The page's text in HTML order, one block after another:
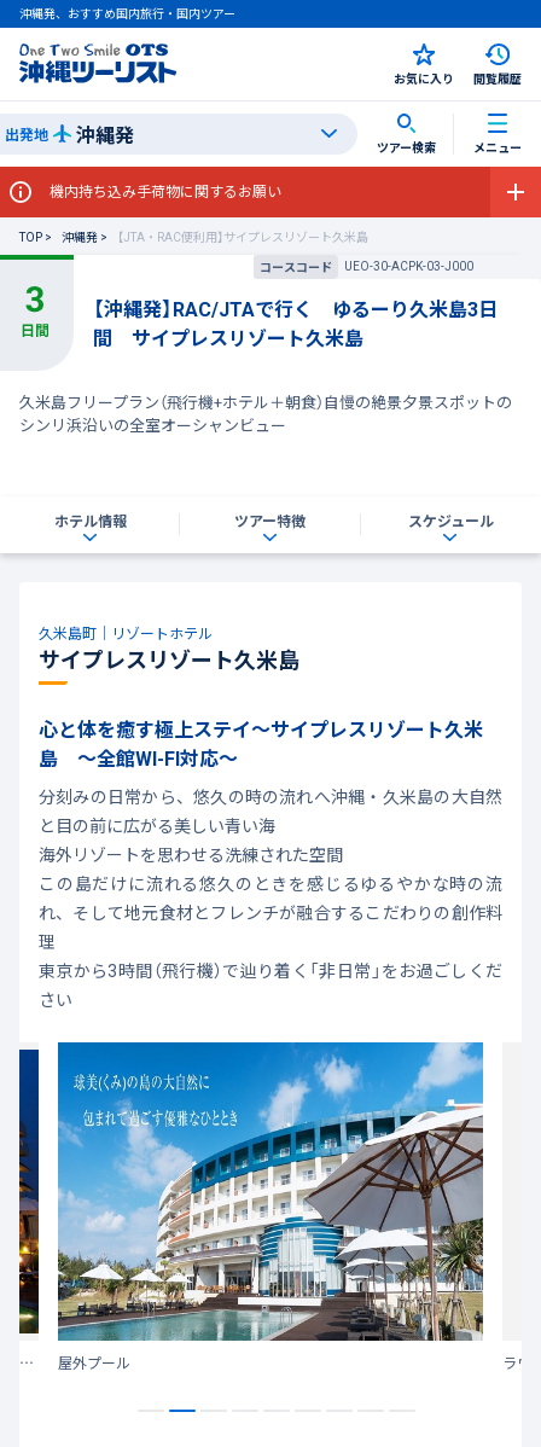
沖縄発、おすすめ国内旅行・国内ツアー
お気に入り 閲覧履歴
出発地 沖縄発 ツアー検索 メニュー
機内持ち込み手荷物に関するお願い
TOP 沖縄発
【JTA・RAC便利用】サイプレスリゾート久米島
コースコード
UEO-30-ACPK-03-J000
【沖縄発】RAC/JTAで行く ゆるーり久米島3日
間 サイプレスリゾート久米島
久米島フリープラン（飛行機+ホテル＋朝食）自慢の絶景夕景スポットの
シンリ浜沿いの全室オーシャンビュー
ホテル情報 ツアー特徴 スケジュール
久米島町｜リゾートホテル
サイプレスリゾート久米島
心と体を癒す極上ステイ～サイプレスリゾート久米
島 ～全館WI-FI対応～
分刻みの日常から、悠久の時の流れへ沖縄・久米島の大自然
と目の前に広がる美しい青い海
海外リゾートを思わせる洗練された空間
この島だけに流れる悠久のときを感じるゆるやかな時の流
れ、そして地元食材とフレンチが融合するこだわりの創作料
理
東京から3時間（飛行機）で辿り着く「非日常」をお過ごしくだ
さい
心と体を癒す極上ステイ～サイプレスリゾート久米島 ～全館WI-FI対応～ 屋外プール ラウ